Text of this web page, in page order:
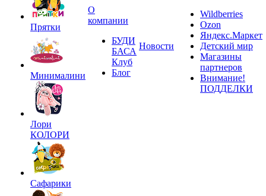
Прятки
Минималини
Лори
КОЛОРИ
Сафарики
О
компании
БУДИ
БАСА
Клуб
Блог
Новости
Wildberries
Ozon
Яндекс.Маркет
Детский мир
Магазины
партнеров
Внимание!
ПОДДЕЛКИ